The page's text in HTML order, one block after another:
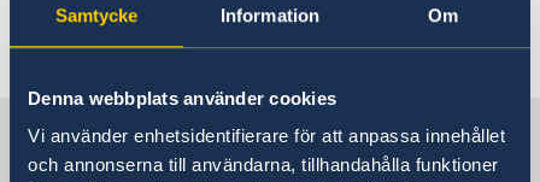
Samtycke Information Om
Denna webbplats använder cookies
Vi använder enhetsidentifierare för att anpassa innehållet
och annonserna till användarna, tillhandahålla funktioner
Last updated 15 Sep 2025, 10.04 AM
Sweden in Hungary